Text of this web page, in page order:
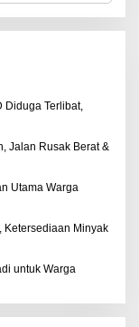
Diduga Terlibat,
Jalan Rusak Berat &
Utama Warga
Ketersediaan Minyak
untuk Warga